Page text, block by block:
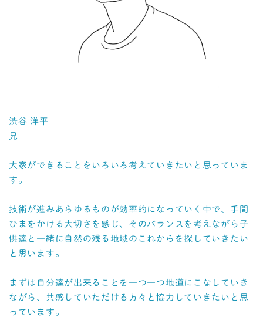
渋谷 洋平
兄
大家ができることをいろいろ考えていきたいと思っていま
す。
技術が進みあらゆるものが効率的になっていく中で、手間
ひまをかける大切さを感じ、そのバランスを考えながら子
供達と一緒に自然の残る地域のこれからを探していきたい
と思います。
まずは自分達が出来ることを一つ一つ地道にこなしていき
ながら、共感していただける方々と協力していきたいと思
っています。